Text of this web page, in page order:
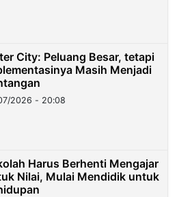
City: Peluang Besar, tetapi
Masih Menjadi
2026 - 20:08
Harus Berhenti Mengajar
Nilai, Mulai Mendidik untuk